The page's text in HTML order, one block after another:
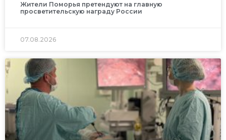
Жители Поморья претендуют на главную
просветительскую награду России
07.08.2026